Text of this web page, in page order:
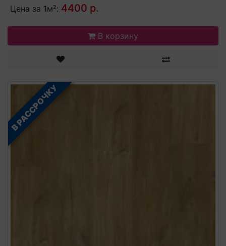
Цена за 1м²: 4400 р.
В корзину
В РАССРОЧКУ